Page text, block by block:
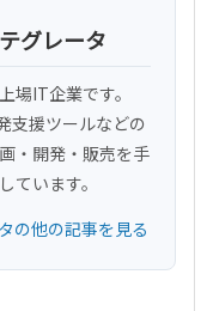
グレータ
場IT企業です。
支援ツールなどの
・開発・販売を手
ています。
の他の記事を見る